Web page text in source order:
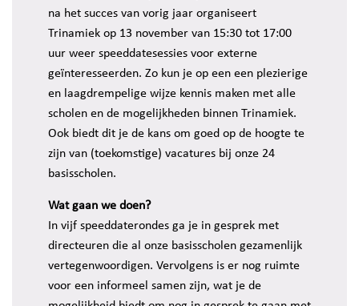
na het succes van vorig jaar organiseert
Trinamiek op 13 november van 15:30 tot 17:00
uur weer speeddatesessies voor externe
geïnteresseerden. Zo kun je op een een plezierige
en laagdrempelige wijze kennis maken met alle
scholen en de mogelijkheden binnen Trinamiek.
Ook biedt dit je de kans om goed op de hoogte te
zijn van (toekomstige) vacatures bij onze 24
basisscholen.
Wat gaan we doen?
In vijf speeddaterondes ga je in gesprek met
directeuren die al onze basisscholen gezamenlijk
vertegenwoordigen. Vervolgens is er nog ruimte
voor een informeel samen zijn, wat je de